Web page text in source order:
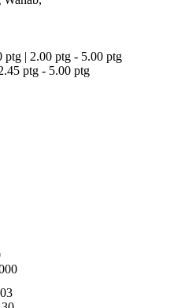
| 2.00 ptg - 5.00 ptg
ptg - 5.00 ptg